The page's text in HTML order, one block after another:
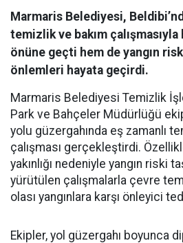
Marmaris Belediyesi,
temizlik ve bakım
önüne geçti hem de yangın
önlemleri hayata geçirdi.
Marmaris Belediyesi Temizlik
Park ve Bahçeler Müdürlüğü
yolu güzergahında eş zamanlı
çalışması gerçekleştirdi.
yakınlığı nedeniyle yangın riski
yürütülen çalışmalarla çevre
olası yangınlara karşı önleyici
Ekipler, yol güzergahı boyunca